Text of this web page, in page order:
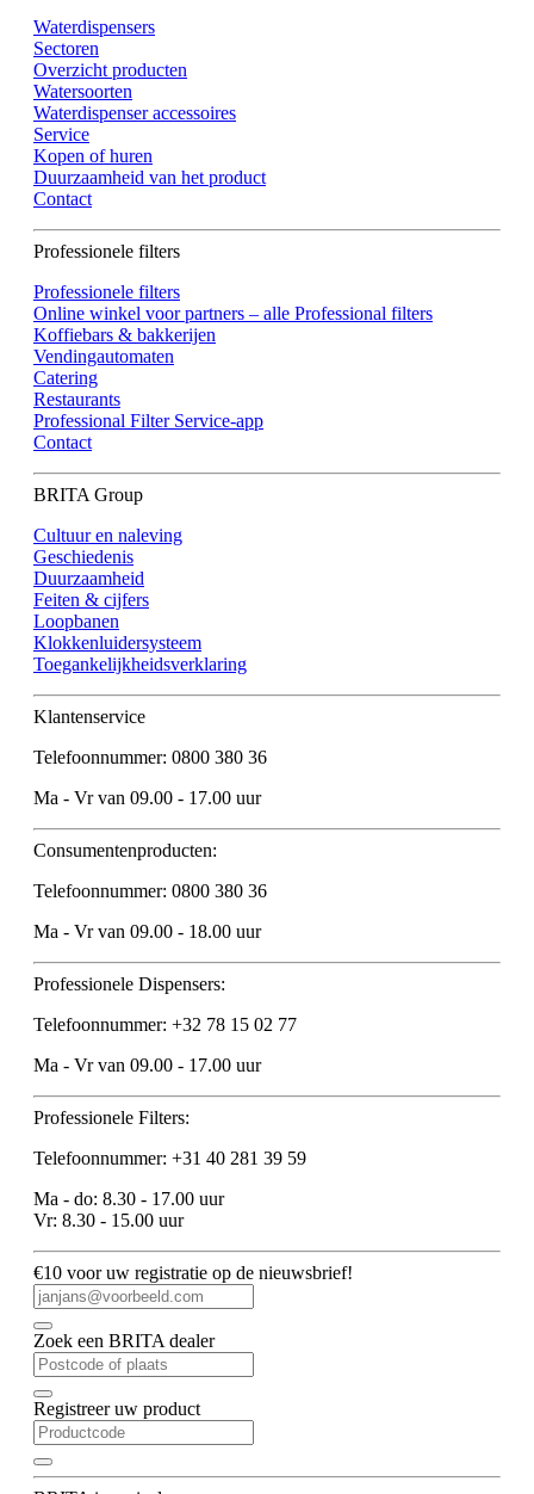
Waterdispensers
Sectoren
Overzicht producten
Watersoorten
Waterdispenser accessoires
Service
Kopen of huren
Duurzaamheid van het product
Contact
Professionele filters
Professionele filters
Online winkel voor partners – alle Professional filters
Koffiebars & bakkerijen
Vendingautomaten
Catering
Restaurants
Professional Filter Service-app
Contact
BRITA Group
Cultuur en naleving
Geschiedenis
Duurzaamheid
Feiten & cijfers
Loopbanen
Klokkenluidersysteem
Toegankelijkheidsverklaring
Klantenservice
Telefoonnummer: 0800 380 36
Ma - Vr van 09.00 - 17.00 uur
Consumentenproducten:
Telefoonnummer: 0800 380 36
Ma - Vr van 09.00 - 18.00 uur
Professionele Dispensers:
Telefoonnummer: +32 78 15 02 77
Ma - Vr van 09.00 - 17.00 uur
Professionele Filters:
Telefoonnummer: +31 40 281 39 59
Ma - do: 8.30 - 17.00 uur
Vr: 8.30 - 15.00 uur
€10 voor uw registratie op de nieuwsbrief!
Zoek een BRITA dealer
Registreer uw product